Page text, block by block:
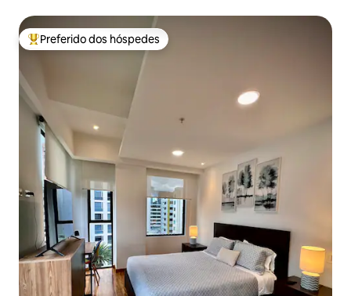
Entre os melhores preferidos dos hóspedes
Preferido dos hóspedes